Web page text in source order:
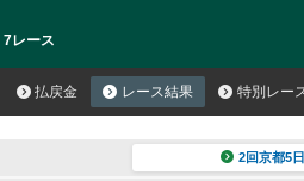
レース
払戻金 レース結果 特別レー
2回京都5日